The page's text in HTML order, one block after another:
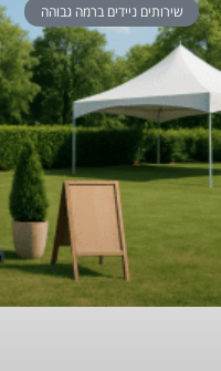
שירותים ניידים ברמה גבוהה